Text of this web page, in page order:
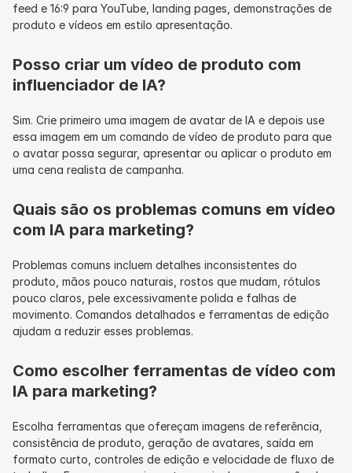
feed e 16:9 para YouTube, landing pages, demonstrações de
produto e vídeos em estilo apresentação.
Posso criar um vídeo de produto com
influenciador de IA?
Sim. Crie primeiro uma imagem de avatar de IA e depois use
essa imagem em um comando de vídeo de produto para que
o avatar possa segurar, apresentar ou aplicar o produto em
uma cena realista de campanha.
Quais são os problemas comuns em vídeo
com IA para marketing?
Problemas comuns incluem detalhes inconsistentes do
produto, mãos pouco naturais, rostos que mudam, rótulos
pouco claros, pele excessivamente polida e falhas de
movimento. Comandos detalhados e ferramentas de edição
ajudam a reduzir esses problemas.
Como escolher ferramentas de vídeo com
IA para marketing?
Escolha ferramentas que ofereçam imagens de referência,
consistência de produto, geração de avatares, saída em
formato curto, controles de edição e velocidade de fluxo de